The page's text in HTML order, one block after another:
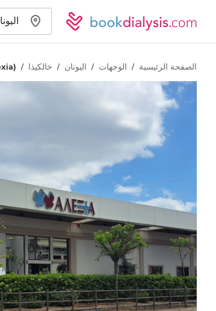
الصفحة الرئيسية الوجهات اليونان خالكيذا